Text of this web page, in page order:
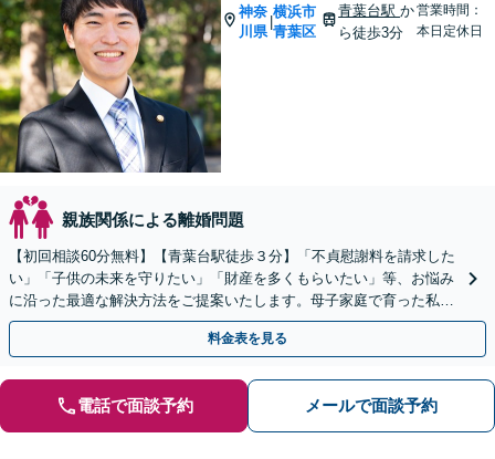
神奈
川県
横浜市
青葉区
青葉台駅か
ら徒歩3分
営業時間：
本日定休日
親族関係による離婚問題
【初回相談60分無料】【青葉台駅徒歩３分】「不貞慰謝料を請求した
い」「子供の未来を守りたい」「財産を多くもらいたい」等、お悩み
に沿った最適な解決方法をご提案いたします。母子家庭で育った私だ
からこそできるサポートを。【夜間・土日相談可】
料金表を見る
電話で面談予約 メールで面談予約